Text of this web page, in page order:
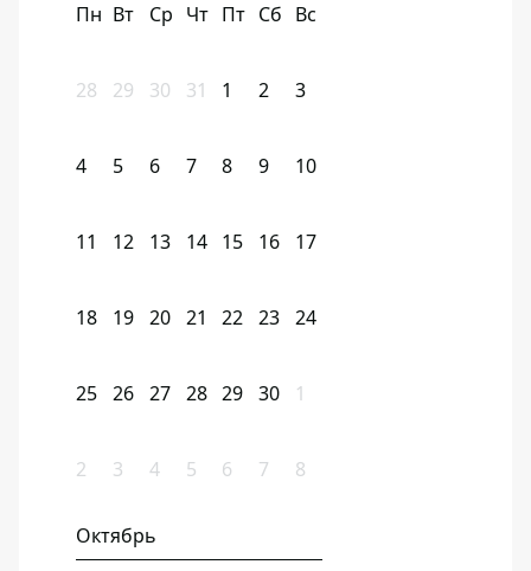
Пн Вт Ср Чт Пт Сб Вс
28 29 30 31 1 2 3
4 5 6 7 8 9 10
11 12 13 14 15 16 17
18 19 20 21 22 23 24
25 26 27 28 29 30 1
2 3 4 5 6 7 8
Октябрь